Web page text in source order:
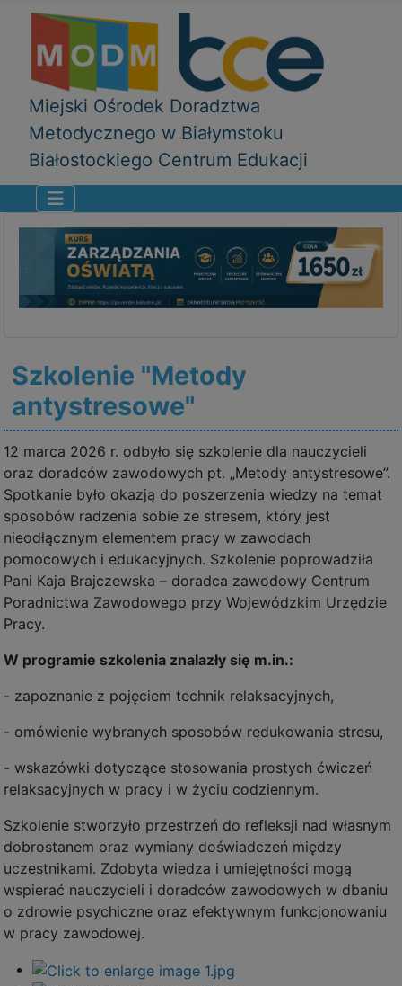
Miejski Ośrodek Doradztwa
Metodycznego w Białymstoku
Białostockiego Centrum Edukacji
Szkolenie "Metody
antystresowe"
12 marca 2026 r. odbyło się szkolenie dla nauczycieli
oraz doradców zawodowych pt. „Metody antystresowe”.
Spotkanie było okazją do poszerzenia wiedzy na temat
sposobów radzenia sobie ze stresem, który jest
nieodłącznym elementem pracy w zawodach
pomocowych i edukacyjnych. Szkolenie poprowadziła
Pani Kaja Brajczewska – doradca zawodowy Centrum
Poradnictwa Zawodowego przy Wojewódzkim Urzędzie
Pracy.
W programie szkolenia znalazły się m.in.:
- zapoznanie z pojęciem technik relaksacyjnych,
- omówienie wybranych sposobów redukowania stresu,
- wskazówki dotyczące stosowania prostych ćwiczeń
relaksacyjnych w pracy i w życiu codziennym.
Szkolenie stworzyło przestrzeń do refleksji nad własnym
dobrostanem oraz wymiany doświadczeń między
uczestnikami. Zdobyta wiedza i umiejętności mogą
wspierać nauczycieli i doradców zawodowych w dbaniu
o zdrowie psychiczne oraz efektywnym funkcjonowaniu
w pracy zawodowej.